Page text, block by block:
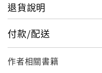
退貨說明
付款/配送
作者相關書籍